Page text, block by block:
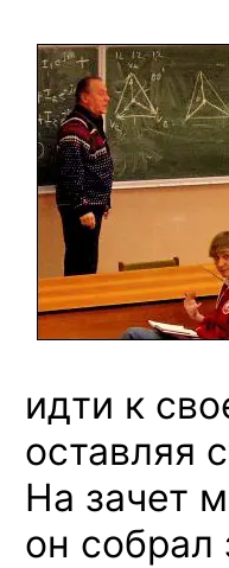
идти к
оставляя
На зачет
он собрал